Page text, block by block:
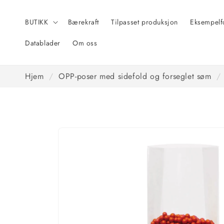
BUTIKK Bærekraft Tilpasset produksjon
Datablader Om oss
Hjem / OPP-poser med sidefold og forseglet søm /